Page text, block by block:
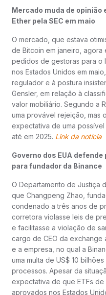
Mercado muda de opinião
Ether pela SEC em maio
O mercado, que estava
de Bitcoin em janeiro, agora
pedidos de gestoras para o
nos Estados Unidos em
regulador e à postura
Gensler, em relação à
valor mobiliário. Segundo a
uma provável rejeição, mas
expectativa de uma
até em 2025. Link da notícia
Governo dos EUA
para fundador da Binance
O Departamento de Justiça
que Changpeng Zhao,
condenado a três anos de
corretora violasse leis de
e facilitasse a violação de
cargo de CEO da exchange
e a empresa, no qual a
uma multa de US$ 10
processos. Apesar da
expectativa de que ETFs de
aprovados nos Estados